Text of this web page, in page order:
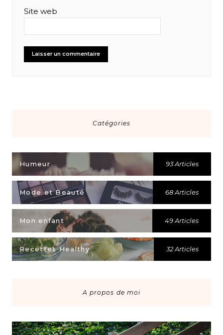
Site web
Catégories
Humeur 93 Articles
Mode et Beauté 68 Articles
Mon enfant 49 Articles
Recettes Healthy 32 Articles
A propos de moi